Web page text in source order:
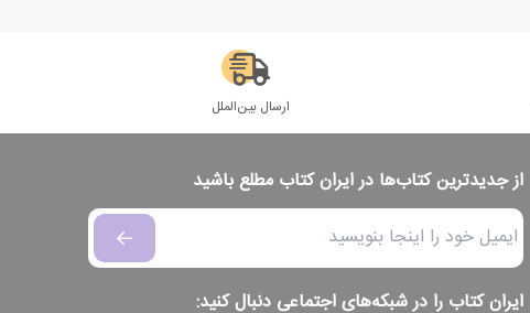
ارسال بین‌الملل
از جدیدترین کتاب‌ها در ایران کتاب مطلع باشید
ایران کتاب را در شبکه‌های اجتماعی دنبال کنید: